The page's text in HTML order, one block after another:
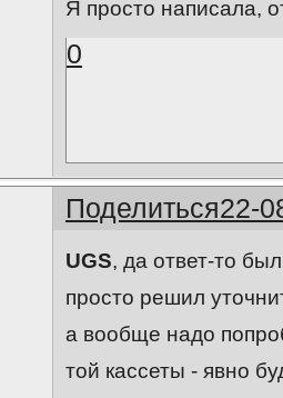
Я просто написала,
0
Поделиться22-
UGS, да ответ-то
просто решил
а вообще надо
той кассеты - явно